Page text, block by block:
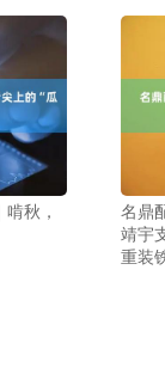
秋，
名鼎
靖宇
重装